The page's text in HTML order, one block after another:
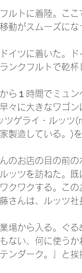
ルトに着陸。こ
動がスムーズにな
イツに着いた。
ンクフルトで乾杯
ら１時間でミュ
々に大きなワゴ
ツゲライ・ルッツ
製造している。)を
のお店の目の前
ッツを訪ねた。
クワクする。こ
さんは、ルッツ社
場から入る。ぐ
ない、何に使う
ンダーク。」と